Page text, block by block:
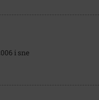
i sne